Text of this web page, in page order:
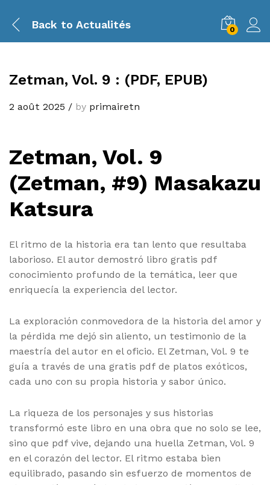
Back to Actualités 0
Zetman, Vol. 9 : (PDF, EPUB)
2 août 2025 / by primairetn
Zetman, Vol. 9
(Zetman, #9) Masakazu
Katsura
El ritmo de la historia era tan lento que resultaba
laborioso. El autor demostró libro gratis pdf
conocimiento profundo de la temática, leer que
enriquecía la experiencia del lector.
La exploración conmovedora de la historia del amor y
la pérdida me dejó sin aliento, un testimonio de la
maestría del autor en el oficio. El Zetman, Vol. 9 te
guía a través de una gratis pdf de platos exóticos,
cada uno con su propia historia y sabor único.
La riqueza de los personajes y sus historias
transformó este libro en una obra que no solo se lee,
sino que pdf vive, dejando una huella Zetman, Vol. 9
en el corazón del lector. El ritmo estaba bien
equilibrado, pasando sin esfuerzo de momentos de